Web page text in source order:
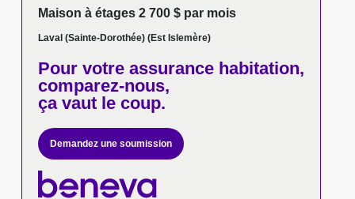
Maison à étages 2 700 $ par mois
Laval (Sainte-Dorothée) (Est Islemère)
Pour votreassurance habitation,
comparez-nous,
ça vaut le coup.
Demandez une soumission